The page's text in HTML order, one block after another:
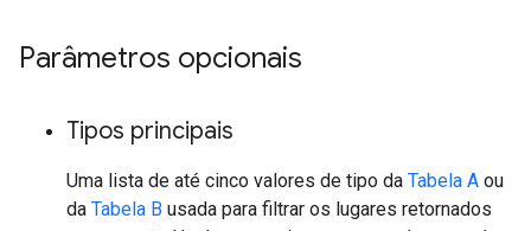
Parâmetros opcionais
Tipos principais
Uma lista de até cinco valores de tipo da Tabela A ou
da Tabela B usada para filtrar os lugares retornados